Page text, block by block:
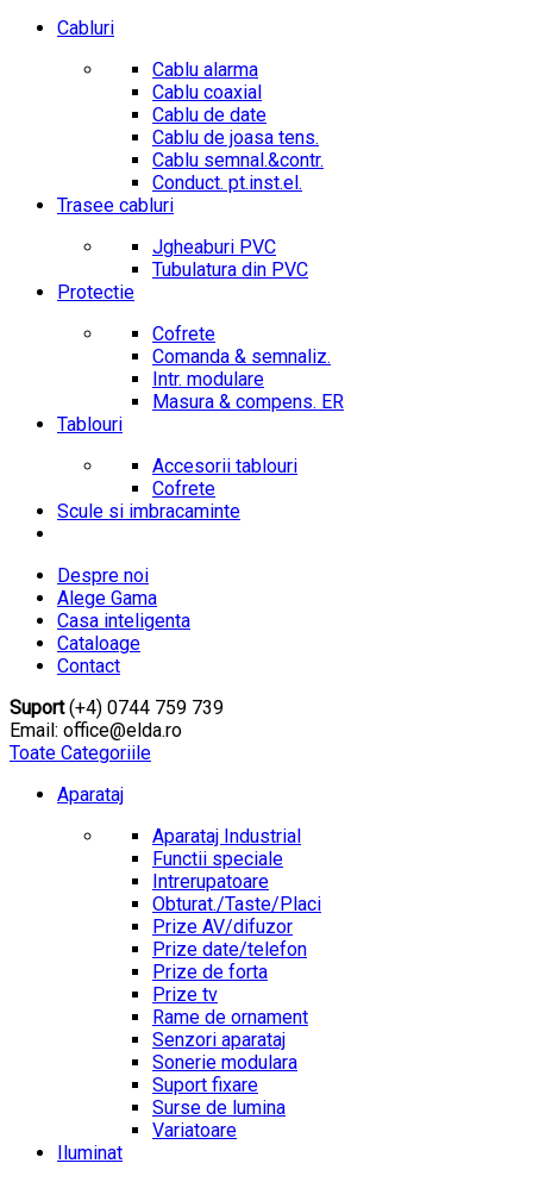
Cabluri
Cablu alarma
Cablu coaxial
Cablu de date
Cablu de joasa tens.
Cablu semnal.&contr.
Conduct. pt.inst.el.
Trasee cabluri
Jgheaburi PVC
Tubulatura din PVC
Protectie
Cofrete
Comanda & semnaliz.
Intr. modulare
Masura & compens. ER
Tablouri
Accesorii tablouri
Cofrete
Scule si imbracaminte
Despre noi
Alege Gama
Casa inteligenta
Cataloage
Contact
Suport(+4) 0744 759 739
Email: office@elda.ro
Toate Categoriile
Aparataj
Aparataj Industrial
Functii speciale
Intrerupatoare
Obturat./Taste/Placi
Prize AV/difuzor
Prize date/telefon
Prize de forta
Prize tv
Rame de ornament
Senzori aparataj
Sonerie modulara
Suport fixare
Surse de lumina
Variatoare
Iluminat